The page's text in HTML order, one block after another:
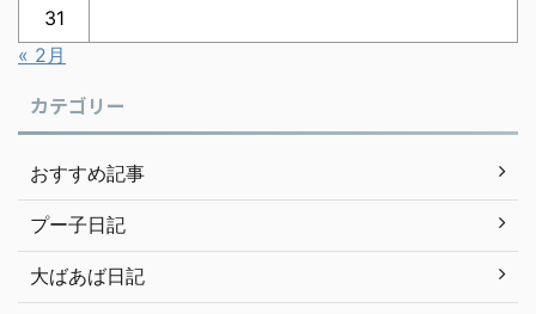
31
« 2月
カテゴリー
おすすめ記事
プー子日記
大ばあば日記